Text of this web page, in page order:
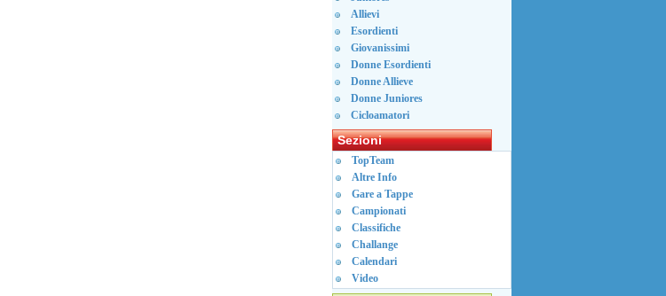
Allievi
Esordienti
Giovanissimi
Donne Esordienti
Donne Allieve
Donne Juniores
Cicloamatori
Sezioni
TopTeam
Altre Info
Gare a Tappe
Campionati
Classifiche
Challange
Calendari
Video